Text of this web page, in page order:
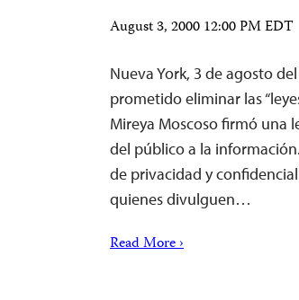
August 3, 2000 12:00 PM EDT
Nueva York, 3 de agosto
prometido eliminar las
Mireya Moscoso firmó una
del público a la
de privacidad y
quienes divulguen…
Read More ›